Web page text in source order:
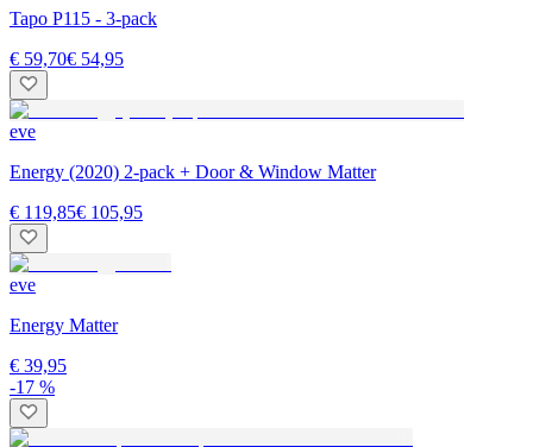
Tapo P115 - 3-pack
€ 59,70€ 54,95
eve
Energy (2020) 2-pack + Door & Window Matter
€ 119,85€ 105,95
eve
Energy Matter
€ 39,95
-17 %